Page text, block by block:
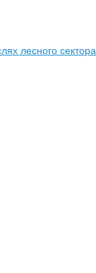
лесного сектора